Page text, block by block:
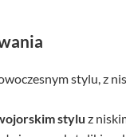
stylu, z
stylu z